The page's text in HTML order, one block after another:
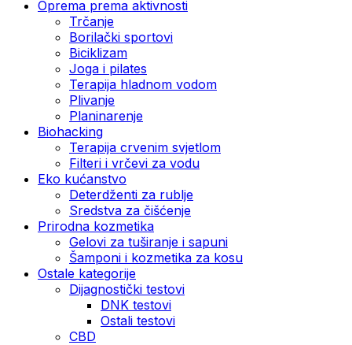
Oprema prema aktivnosti
Trčanje
Borilački sportovi
Biciklizam
Joga i pilates
Terapija hladnom vodom
Plivanje
Planinarenje
Biohacking
Terapija crvenim svjetlom
Filteri i vrčevi za vodu
Eko kućanstvo
Deterdženti za rublje
Sredstva za čišćenje
Prirodna kozmetika
Gelovi za tuširanje i sapuni
Šamponi i kozmetika za kosu
Ostale kategorije
Dijagnostički testovi
DNK testovi
Ostali testovi
CBD